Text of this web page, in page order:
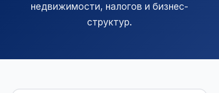
недвижимости, налогов и бизнес-
структур.